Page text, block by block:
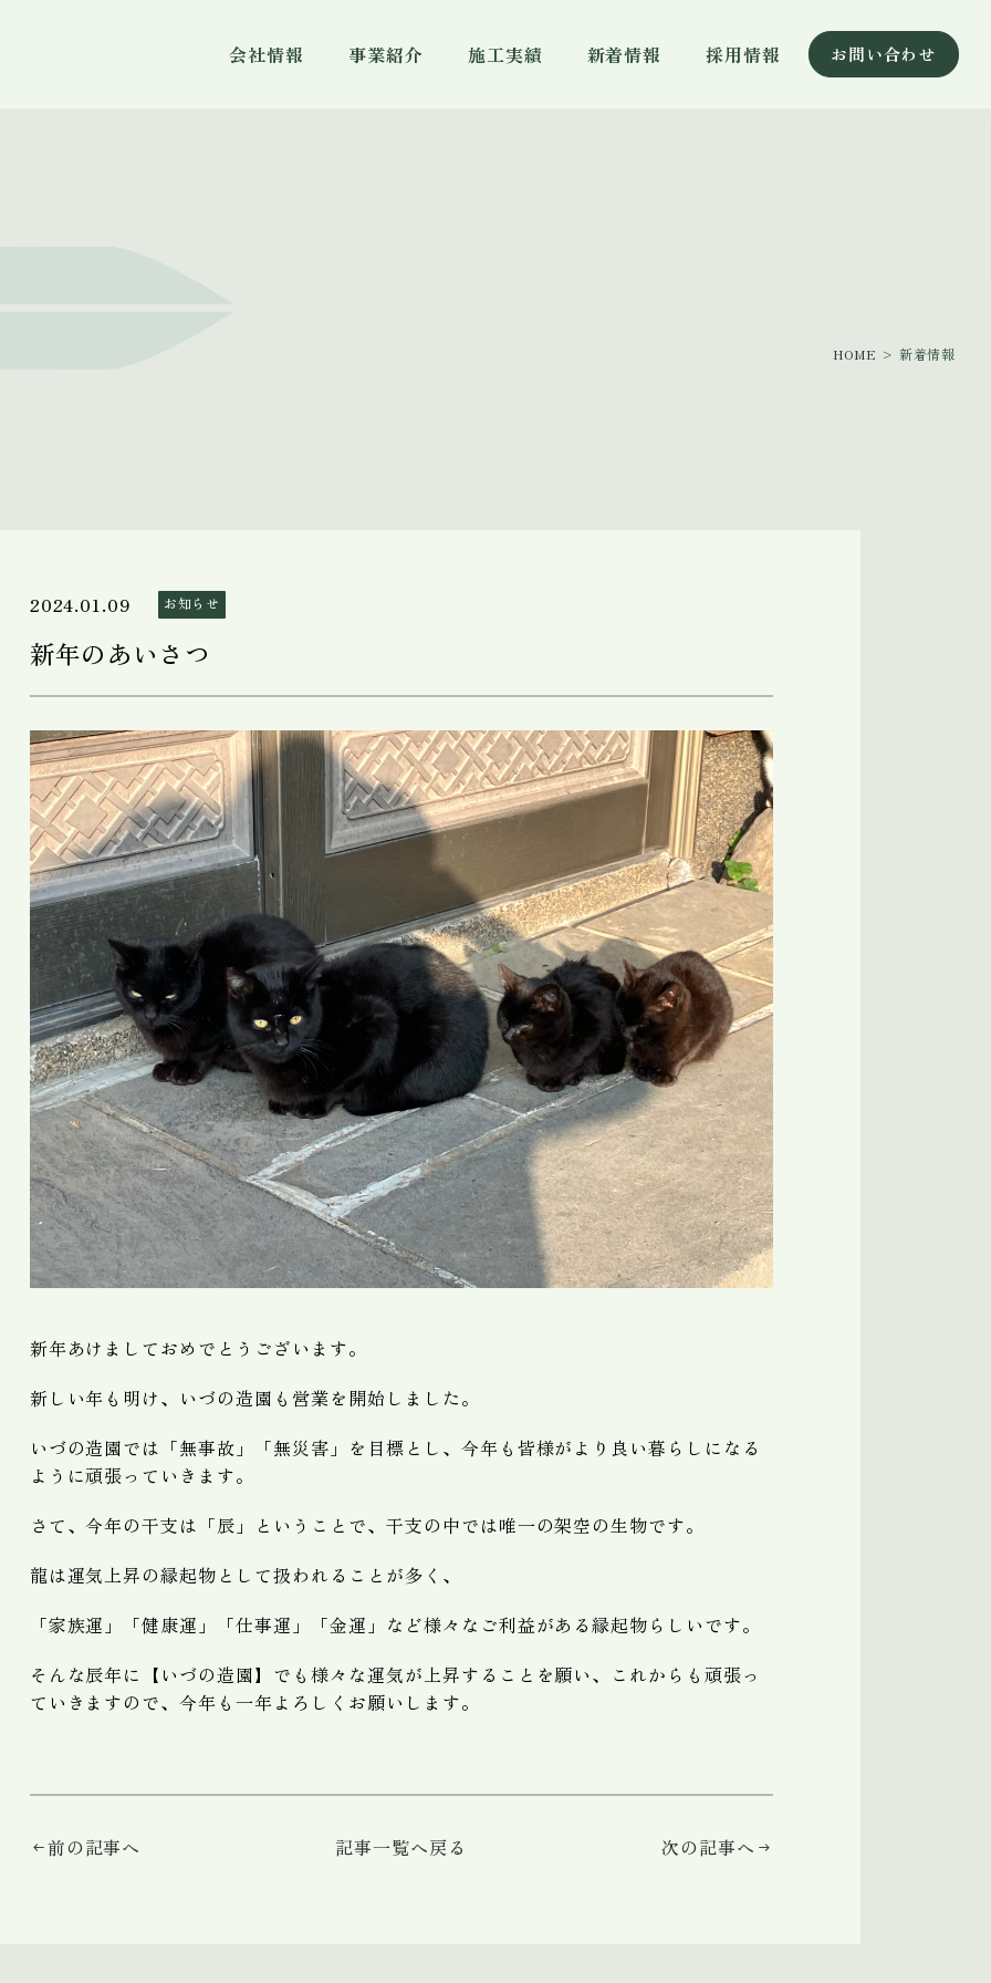
会社情報 事業紹介 施工実績 新着情報 採用情報 お問い合わせ
HOME > 新着情報
2024.01.09 お知らせ
新年のあいさつ
新年あけましておめでとうございます。
新しい年も明け、いづの造園も営業を開始しました。
いづの造園では「無事故」「無災害」を目標とし、今年も皆様がより良い暮らしになる
ように頑張っていきます。
さて、今年の干支は「辰」ということで、干支の中では唯一の架空の生物です。
龍は運気上昇の縁起物として扱われることが多く、
「家族運」「健康運」「仕事運」「金運」など様々なご利益がある縁起物らしいです。
そんな辰年に【いづの造園】でも様々な運気が上昇することを願い、これからも頑張っ
ていきますので、今年も一年よろしくお願いします。
前の記事へ 記事一覧へ戻る 次の記事へ